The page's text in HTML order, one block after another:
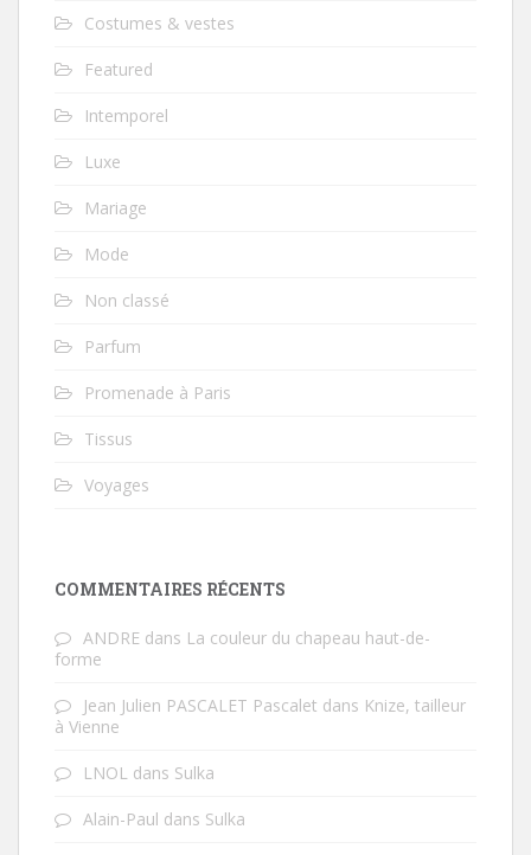
Costumes & vestes
Featured
Intemporel
Luxe
Mariage
Mode
Non classé
Parfum
Promenade à Paris
Tissus
Voyages
COMMENTAIRES RÉCENTS
ANDRE dans La couleur du chapeau haut-de-
forme
Jean Julien PASCALET Pascalet dans Knize, tailleur
à Vienne
LNOL dans Sulka
Alain-Paul dans Sulka